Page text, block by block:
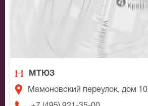
МТЮЗ
Мамоновский переулок, дом 10